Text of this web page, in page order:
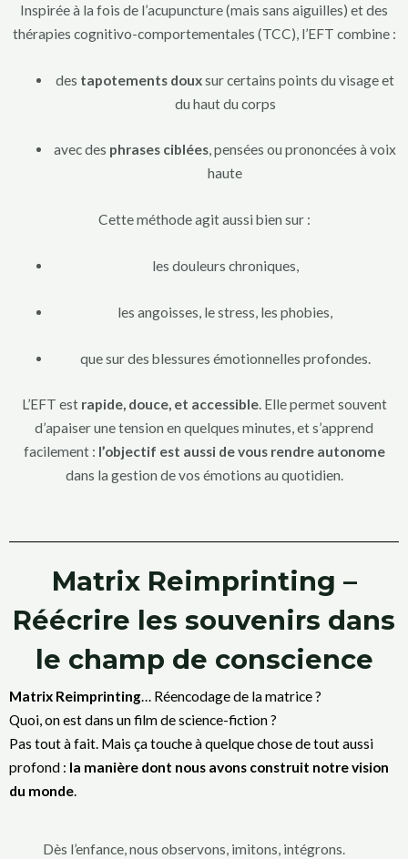
Inspirée à la fois de l’acupuncture (mais sans aiguilles) et des
thérapies cognitivo-comportementales (TCC), l’EFT combine :
des tapotements douxsur certains points du visage et
du haut du corps
avec des phrases ciblées, pensées ou prononcées à voix
haute
Cette méthode agit aussi bien sur :
les douleurs chroniques,
les angoisses, le stress, les phobies,
que sur des blessures émotionnelles profondes.
L’EFT est rapide, douce, et accessible. Elle permet souvent
d’apaiser une tension en quelques minutes, et s’apprend
facilement : l’objectif est aussi de vous rendre autonome
dans la gestion de vos émotions au quotidien.
Matrix Reimprinting –
Réécrire les souvenirs dans
le champ de conscience
Matrix Reimprinting… Réencodage de la matrice ?
Quoi, on est dans un film de science-fiction ?
Pas tout à fait. Mais ça touche à quelque chose de tout aussi
profond : la manière dont nous avons construit notre vision
du monde.
Dès l’enfance, nous observons, imitons, intégrons.